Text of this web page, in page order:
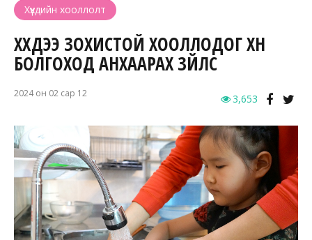
Хүүхдийн хооллолт
ХҮҮХДЭЭ ЗОХИСТОЙ ХООЛЛОДОГ ХҮН
БОЛГОХОД АНХААРАХ ЗҮЙЛС
2024 он 02 сар 12 3,653